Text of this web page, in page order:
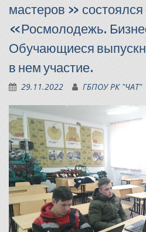
мастеров »
«Росмолодежь.
Обучающиеся
в нем участие.
29.11.2022 ГБПОУ РК "ЧАТ"